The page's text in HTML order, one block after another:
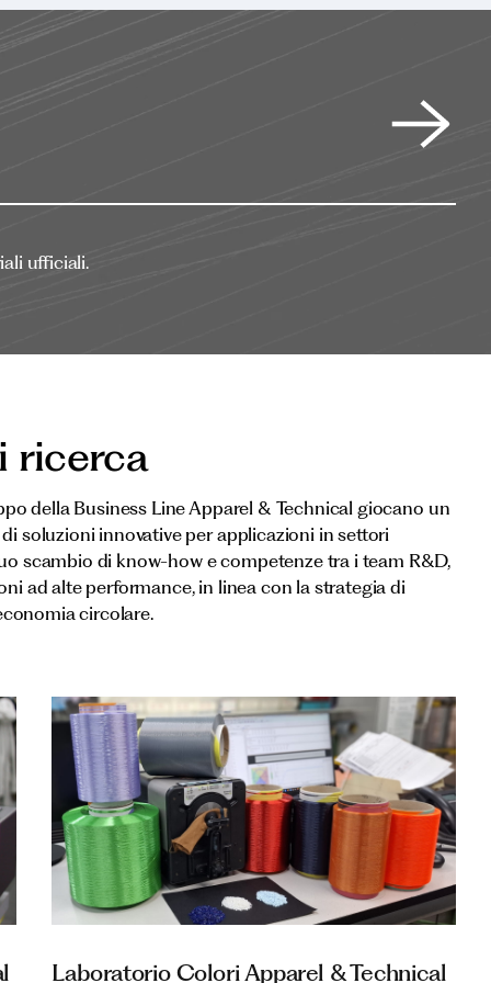
ufficiali.
ricerca
della Business Line Apparel & Technical giocano un
soluzioni innovative per applicazioni in settori
scambio di know-how e competenze tra i team R&D,
ad alte performance, in linea con la strategia di
circolare.
Laboratorio Colori Apparel & Technical